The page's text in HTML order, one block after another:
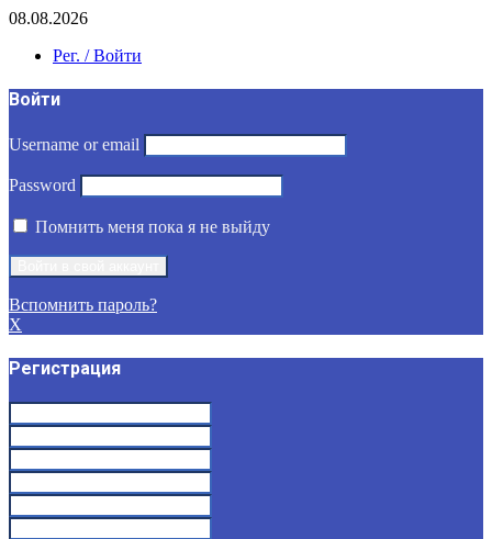
08.08.2026
Рег. / Войти
Войти
Username or email
Password
Помнить меня пока я не выйду
Вспомнить пароль?
X
Регистрация